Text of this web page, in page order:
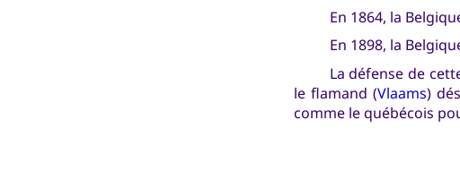
En 1864, la
En 1898, la
La défense de
le flamand (Vlaams)
comme le québécois